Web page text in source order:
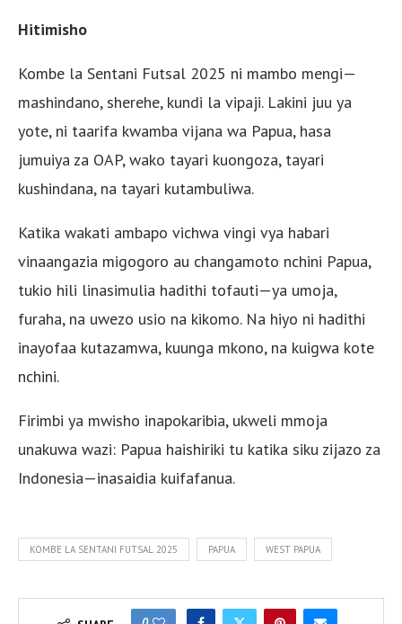
Hitimisho
Kombe la Sentani Futsal 2025 ni mambo mengi—
mashindano, sherehe, kundi la vipaji. Lakini juu ya
yote, ni taarifa kwamba vijana wa Papua, hasa
jumuiya za OAP, wako tayari kuongoza, tayari
kushindana, na tayari kutambuliwa.
Katika wakati ambapo vichwa vingi vya habari
vinaangazia migogoro au changamoto nchini Papua,
tukio hili linasimulia hadithi tofauti—ya umoja,
furaha, na uwezo usio na kikomo. Na hiyo ni hadithi
inayofaa kutazamwa, kuunga mkono, na kuigwa kote
nchini.
Firimbi ya mwisho inapokaribia, ukweli mmoja
unakuwa wazi: Papua haishiriki tu katika siku zijazo za
Indonesia—inasaidia kuifafanua.
KOMBE LA SENTANI FUTSAL 2025 PAPUA WEST PAPUA